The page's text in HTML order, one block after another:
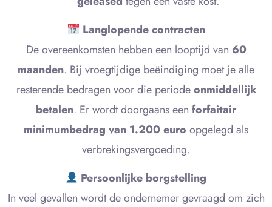
Langlopende contracten
De overeenkomsten hebben een looptijd van 60
maanden. Bij vroegtijdige beëindiging moet je alle
resterende bedragen voor die periodeonmiddellijk
betalen. Er wordt doorgaans een forfaitair
minimumbedrag van 1.200 euro opgelegd als
verbrekingsvergoeding.
Persoonlijke borgstelling
In veel gevallen wordt de ondernemer gevraagd om zich